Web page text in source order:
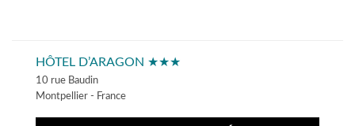
HÔTEL D’ARAGON ★★★
10 rue Baudin
Montpellier - France